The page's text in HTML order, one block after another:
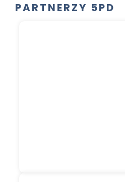
PARTNERZY 5PD